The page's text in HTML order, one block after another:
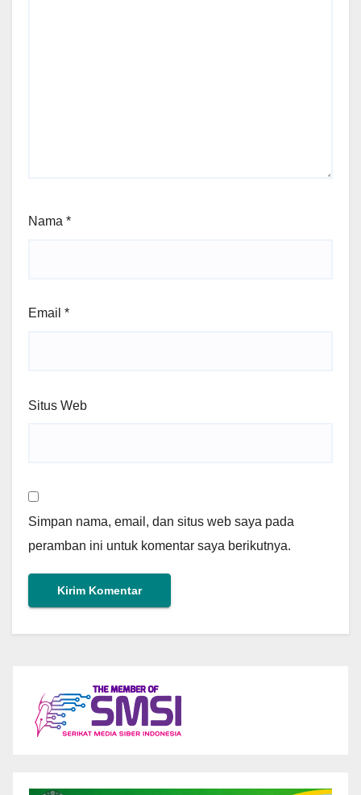
Nama *
Email *
Situs Web
Simpan nama, email, dan situs web saya pada
peramban ini untuk komentar saya berikutnya.